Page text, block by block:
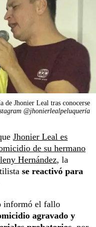
de Jhonier Leal tras conocerse
@jhonierlealpeluquería
Jhonier Leal es
de su hermano
Hernández, la
se reactivó para
informó el fallo
agravado y